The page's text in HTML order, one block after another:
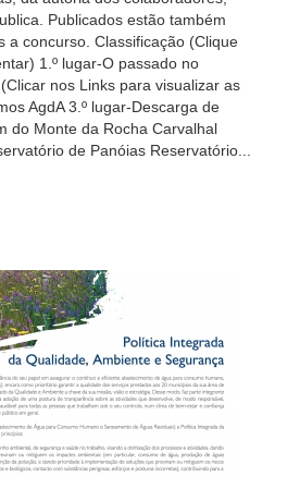
Publicados estão também
a concurso. Classificação (Clique
1.º lugar-O passado no
nos Links para visualizar as
AgdA 3.º lugar-Descarga de
do Monte da Rocha Carvalhal
de Panóias Reservatório...